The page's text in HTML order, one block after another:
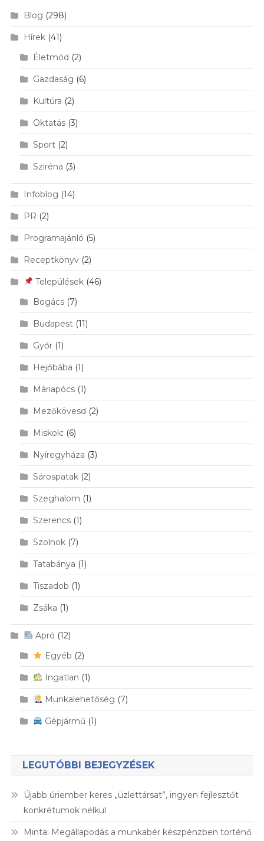
Blog (298)
Hírek(41)
Életmód (2)
Gazdaság (6)
Kultúra (2)
Oktatás(3)
Sport(2)
Sziréna (3)
Infoblog (14)
PR (2)
Programajánló (5)
Receptkönyv(2)
Települések(46)
Bogács(7)
Budapest(11)
Győr(1)
Hejőbába (1)
Máriapócs(1)
Mezőkövesd (2)
Miskolc(6)
Nyíregyháza (3)
Sárospatak(2)
Szeghalom (1)
Szerencs(1)
Szolnok(7)
Tatabánya (1)
Tiszadob (1)
Zsáka (1)
Apró (12)
Egyéb (2)
Ingatlan (1)
Munkalehetőség (7)
Gépjármű (1)
LEGUTÓBBI BEJEGYZÉSEK
Újabb úriember keres „üzlettársat”, ingyen fejlesztőt
konkrétumok nélkül
Minta: Megállapodás a munkabér készpénzben történő